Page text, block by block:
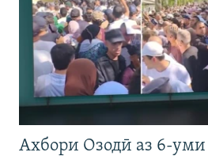
Ахбори Озодӣ аз 6-уми